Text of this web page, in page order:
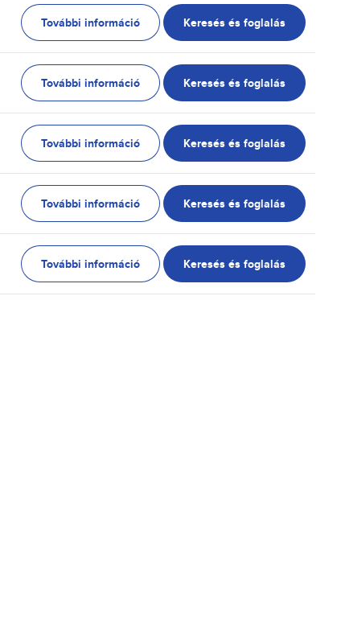
További információ Keresés és foglalás
További információ Keresés és foglalás
További információ Keresés és foglalás
További információ Keresés és foglalás
További információ Keresés és foglalás